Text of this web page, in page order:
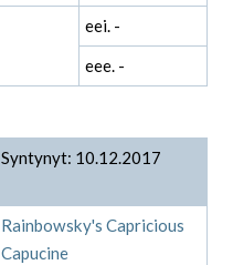
eei. -
eee. -
Syntynyt: 10.12.2017
Rainbowsky's Capricious
Capucine